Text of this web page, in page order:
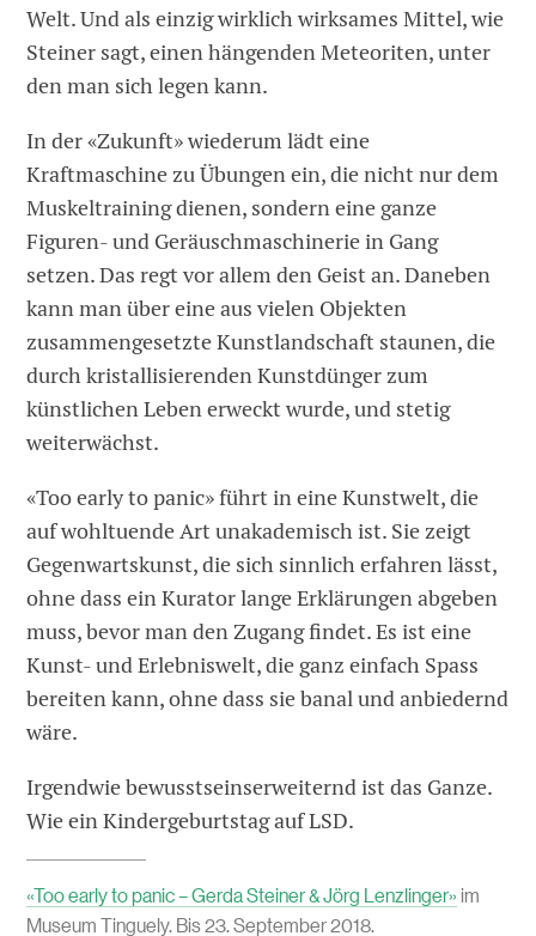
Welt. Und als einzig wirklich wirksames Mittel, wie
Steiner sagt, einen hängenden Meteoriten, unter
den man sich legen kann.
In der «Zukunft» wiederum lädt eine
Kraftmaschine zu Übungen ein, die nicht nur dem
Muskeltraining dienen, sondern eine ganze
Figuren- und Geräuschmaschinerie in Gang
setzen. Das regt vor allem den Geist an. Daneben
kann man über eine aus vielen Objekten
zusammengesetzte Kunstlandschaft staunen, die
durch kristallisierenden Kunstdünger zum
künstlichen Leben erweckt wurde, und stetig
weiterwächst.
«Too early to panic» führt in eine Kunstwelt, die
auf wohltuende Art unakademisch ist. Sie zeigt
Gegenwartskunst, die sich sinnlich erfahren lässt,
ohne dass ein Kurator lange Erklärungen abgeben
muss, bevor man den Zugang findet. Es ist eine
Kunst- und Erlebniswelt, die ganz einfach Spass
bereiten kann, ohne dass sie banal und anbiedernd
wäre.
Irgendwie bewusstseinserweiternd ist das Ganze.
Wie ein Kindergeburtstag auf LSD.
«Too early to panic – Gerda Steiner & Jörg Lenzlinger» im
Museum Tinguely. Bis 23. September 2018.